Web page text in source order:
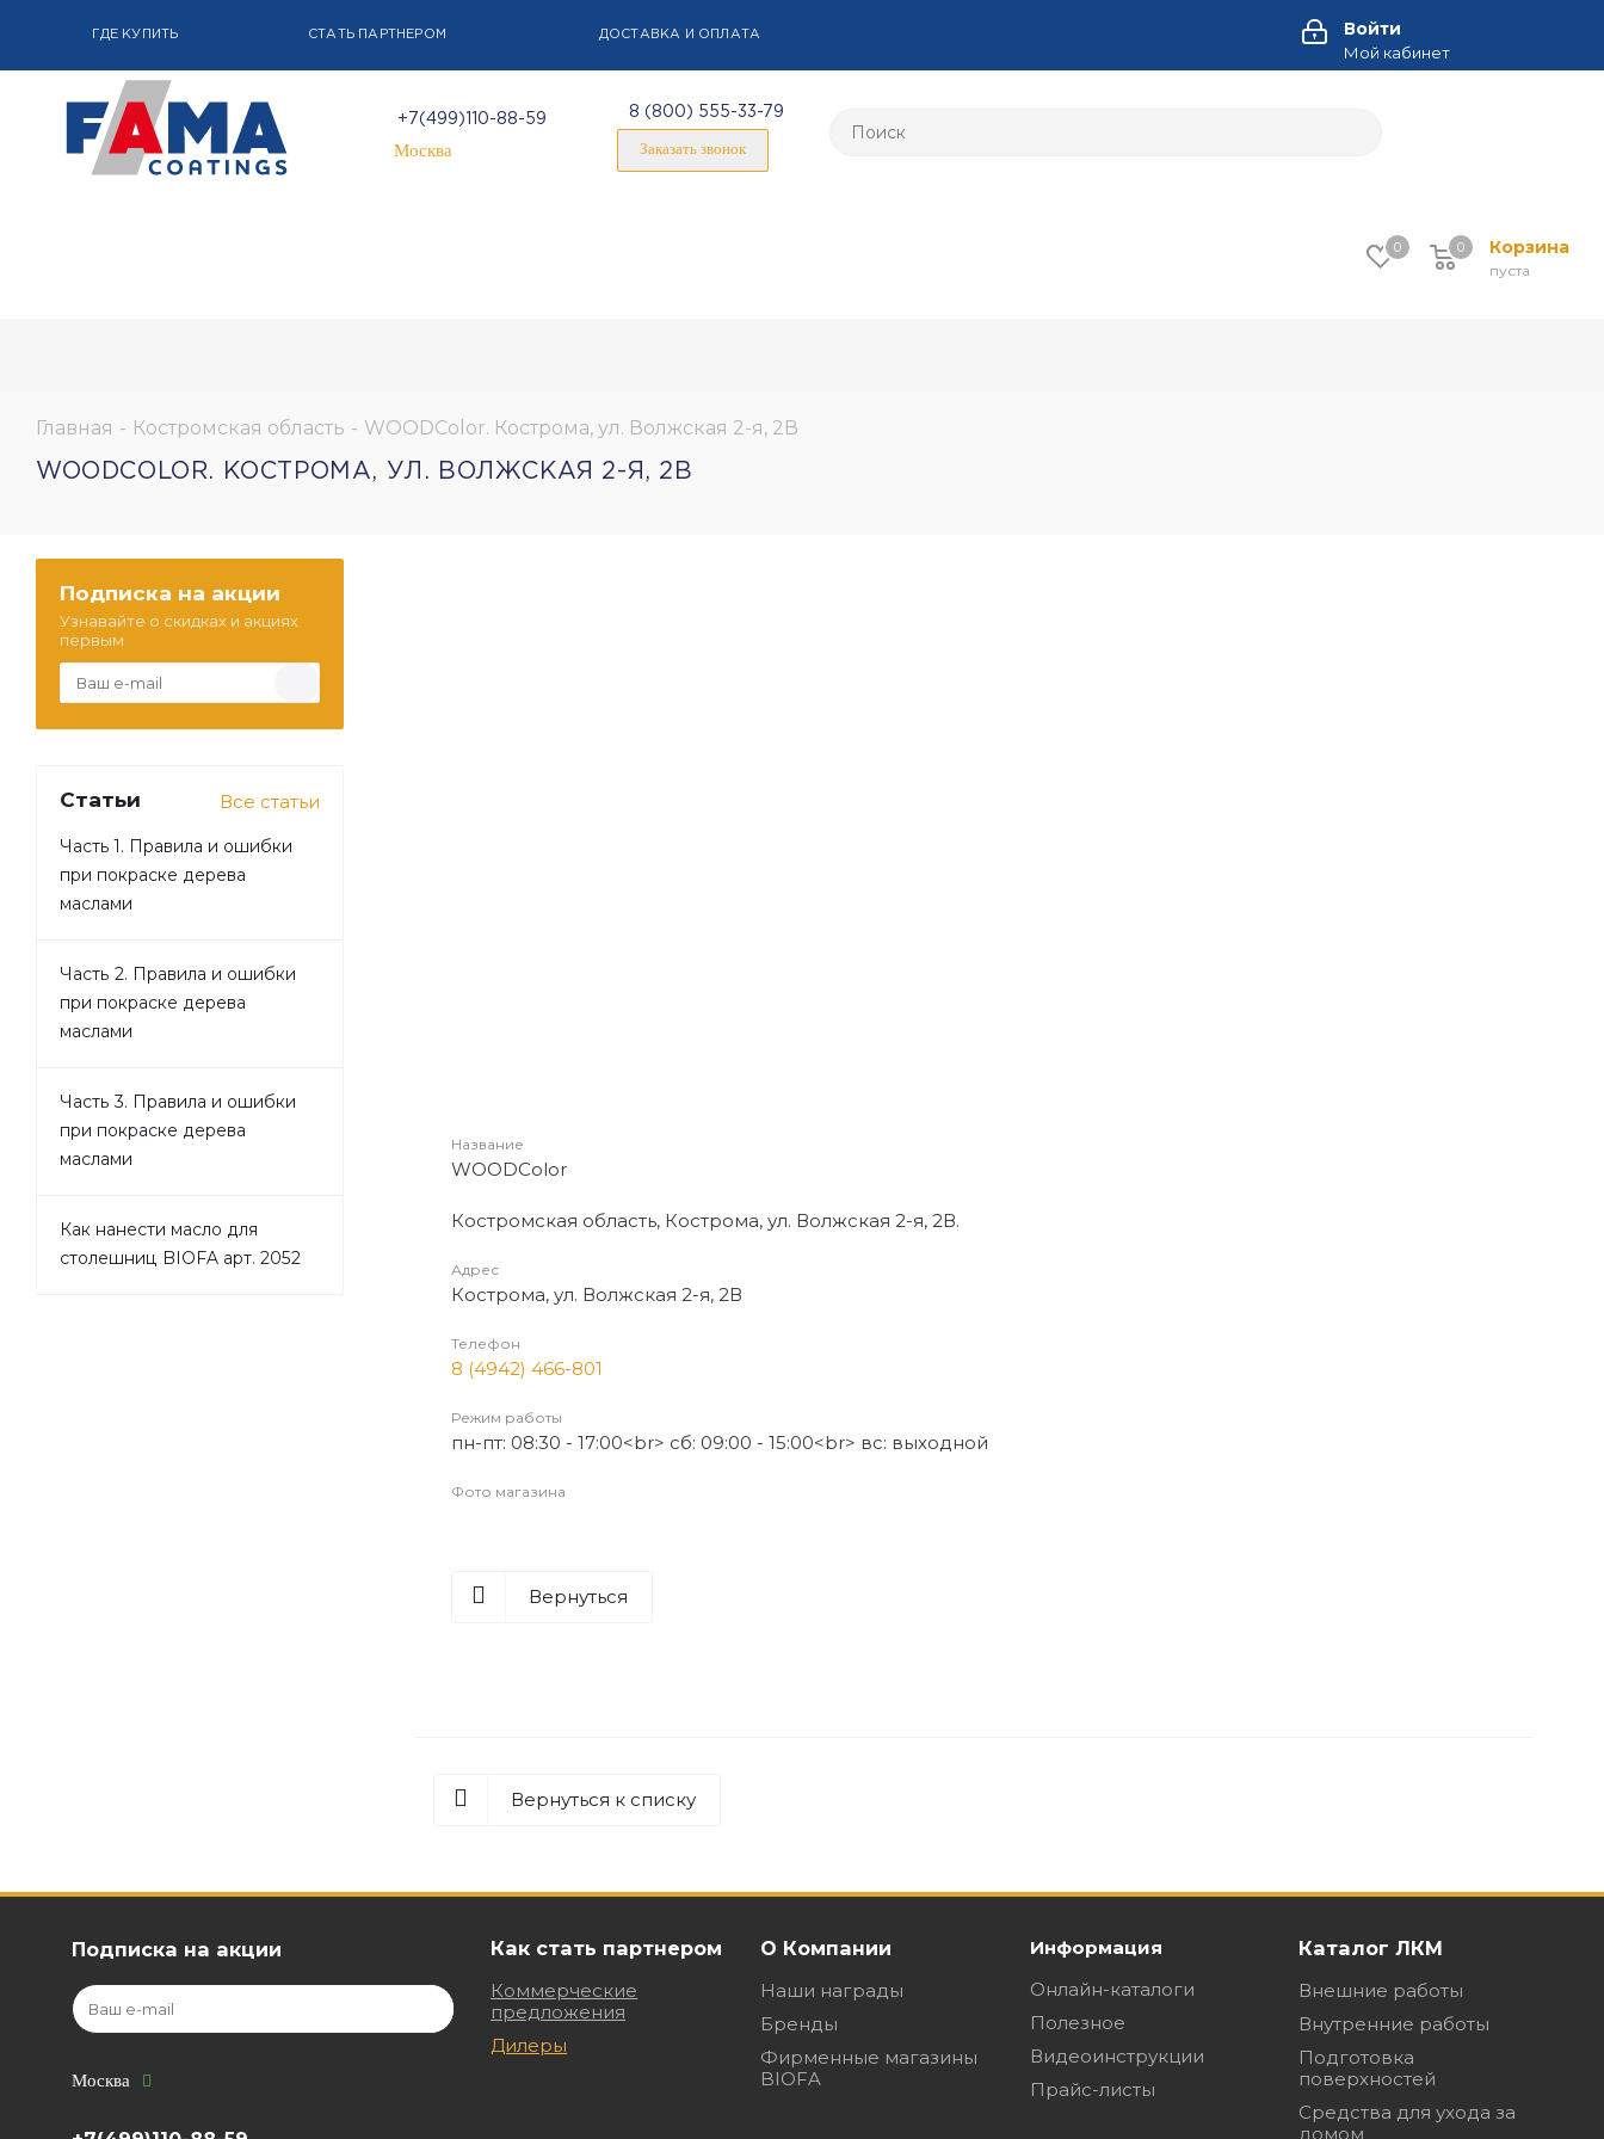
ГДЕ КУПИТЬ СТАТЬ ПАРТНЕРОМ ДОСТАВКА И ОПЛАТА Войти
Мой кабинет
+7(499)110-88-59
Москва
8 (800) 555-33-79
Заказать звонок
0 Корзина
пуста
0
Главная - Костромская область - WOODColor. Кострома, ул. Волжская 2-я, 2В
WOODCOLOR. КОСТРОМА, УЛ. ВОЛЖСКАЯ 2-Я, 2В
Название
WOODColor
Костромская область, Кострома, ул. Волжская 2-я, 2В.
Адрес
Кострома, ул. Волжская 2-я, 2В
Телефон
8 (4942) 466-801
Режим работы
пн-пт: 08:30 - 17:00<br> сб: 09:00 - 15:00<br> вс: выходной
Фото магазина
Вернуться
Вернуться к списку
Подписка на акции
Узнавайте о скидках и акциях
первым
Статьи Все статьи
Часть 1. Правила и ошибки
при покраске дерева
маслами
Часть 2. Правила и ошибки
при покраске дерева
маслами
Часть 3. Правила и ошибки
при покраске дерева
маслами
Как нанести масло для
столешниц BIOFA арт. 2052
Подписка на акции
Москва
Как стать партнером
Коммерческие
предложения
Дилеры
О Компании
Наши награды
Бренды
Фирменные магазины
BIOFA
Информация
Онлайн-каталоги
Полезное
Видеоинструкции
Прайс-листы
Каталог ЛКМ
Внешние работы
Внутренние работы
Подготовка
поверхностей
Средства для ухода за
домом